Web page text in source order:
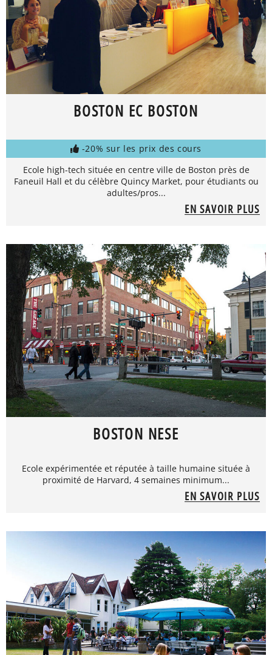
BOSTON EC BOSTON
-20% sur les prix des cours
Ecole high-tech située en centre ville de Boston près de
Faneuil Hall et du célèbre Quincy Market, pour étudiants ou
adultes/pros...
EN SAVOIR PLUS
BOSTON NESE
Ecole expérimentée et réputée à taille humaine située à
proximité de Harvard, 4 semaines minimum...
EN SAVOIR PLUS